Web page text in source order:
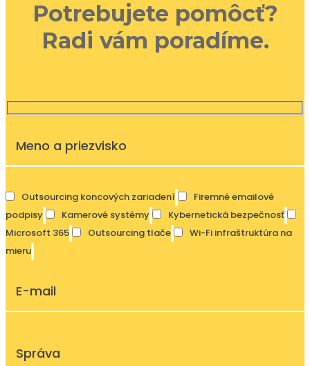
Potrebujete pomôcť?
Radi vám poradíme.
Outsourcing koncových zariadení
Firemné emailové
podpisy
Kamerové systémy
Kybernetická bezpečnosť
Microsoft 365
Outsourcing tlače
Wi-Fi infraštruktúra na
mieru